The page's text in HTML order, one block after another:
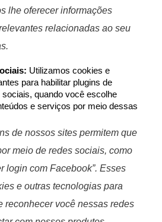
lhe oferecer informações
relacionadas ao seu
Utilizamos cookies e
para habilitar plugins de
quando você escolhe
e serviços por meio dessas
de nossos sites permitem que
meio de redes sociais, como
login com Facebook”. Esses
e outras tecnologias para
reconhecer você nessas redes